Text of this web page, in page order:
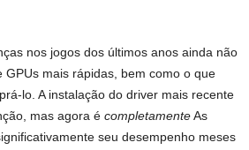
nos jogos dos últimos anos ainda não
GPUs mais rápidas, bem como o que
lo. A instalação do driver mais recente
mas agora é completamenteAs
seu desempenho meses